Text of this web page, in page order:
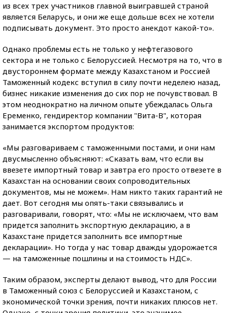
из всех трех участников главной выигравшей страной
является Беларусь, и они же еще дольше всех не хотели
подписывать документ. Это просто анекдот какой-то».
Однако проблемы есть не только у нефтегазового
сектора и не только с Белоруссией. Несмотря на то, что в
двустороннем формате между Казахстаном и Россией
Таможенный кодекс вступил в силу почти неделею назад,
бизнес никакие изменения до сих пор не почувствовал. В
этом неоднократно на личном опыте убеждалась Ольга
Еременко, гендиректор компании "Вита-В", которая
занимается экспортом продуктов:
«Мы разговариваем с таможенными постами, и они нам
двусмысленно объясняют: «Сказать вам, что если вы
ввезете импортный товар и завтра его просто отвезете в
Казахстан на основании своих сопроводительных
документов, мы не можем». Нам никто таких гарантий не
дает. Вот сегодня мы опять-таки связывались и
разговаривали, говорят, что: «Мы не исключаем, что вам
придется заполнить экспортную декларацию, а в
Казахстане придется заполнить все импортные
декларации». Но тогда у нас товар дважды удорожается
— на таможенные пошлины и на стоимость НДС».
Таким образом, эксперты делают вывод, что для России
в Таможенный союз с Белоруссией и Казахстаном, с
экономической точки зрения, почти никаких плюсов нет.